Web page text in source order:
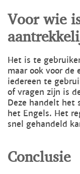
Voor wie
Het is te
maar ook voor de
iedereen te
of vragen zijn is
Deze handelt het
het Engels. Het
snel gehandeld
Conclusie